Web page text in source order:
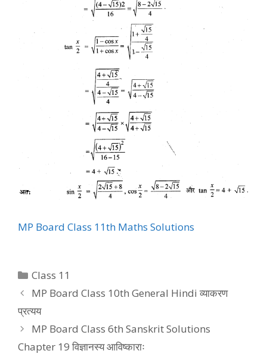
MP Board Class 11th Maths Solutions
Categories
Class 11
MP Board Class 10th General Hindi व्याकरण
प्रत्यय
MP Board Class 6th Sanskrit Solutions
Chapter 19 विज्ञानस्य आविष्काराः